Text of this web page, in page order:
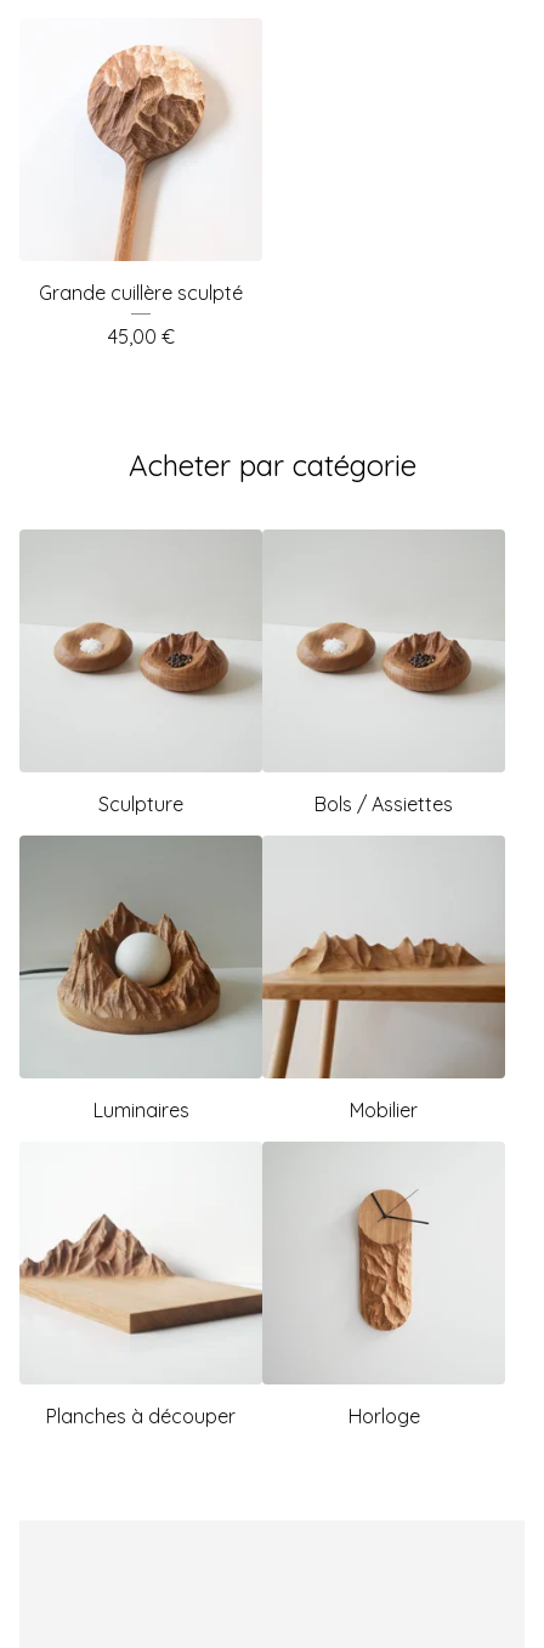
Grande cuillère sculpté
45,00 €
Acheter par catégorie
Sculpture Bols / Assiettes
Luminaires Mobilier
Planches à découper Horloge